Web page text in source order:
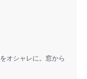
オシャレに。窓から